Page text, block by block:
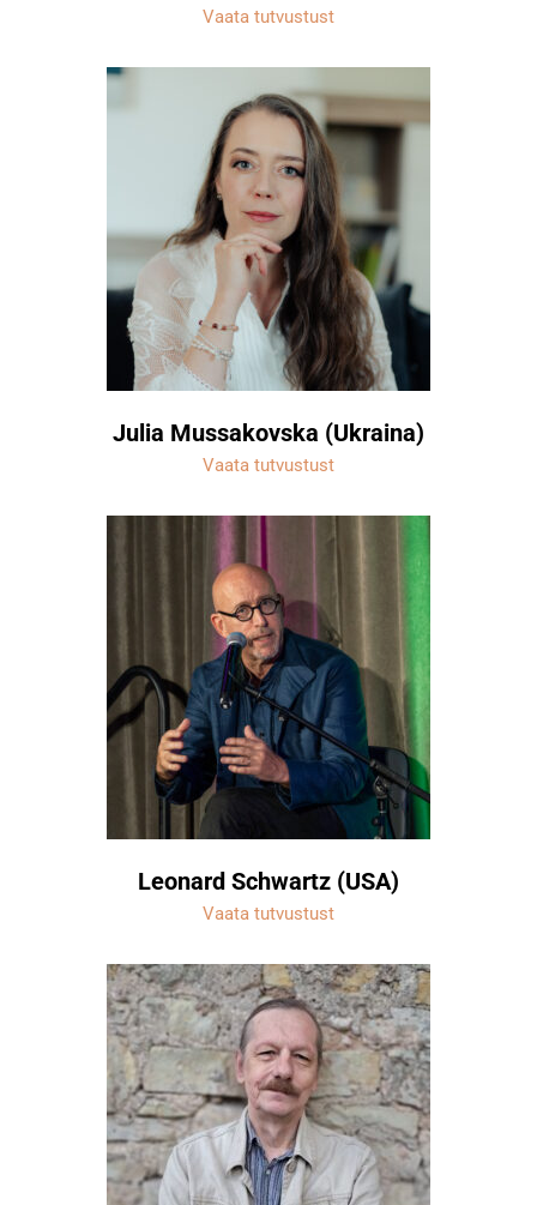
Vaata tutvustust
Julia Mussakovska (Ukraina)
Vaata tutvustust
Leonard Schwartz (USA)
Vaata tutvustust